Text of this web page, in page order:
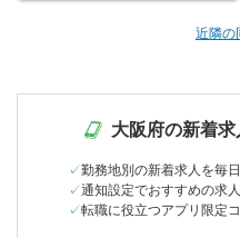
近隣の
大阪府の新着
勤務地別の新着求人を毎
通知設定でおすすめの求
転職に役立つアプリ限定